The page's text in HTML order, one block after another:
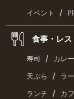
イベント /
食事・レス
寿司 / カレー
天ぷら / ラ
ランチ / カ